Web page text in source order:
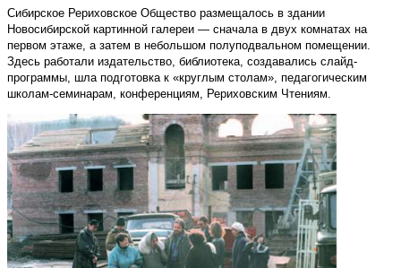
Сибирское Рериховское Общество размещалось в здании
Новосибирской картинной галереи — сначала в двух комнатах на
первом этаже, а затем в небольшом полуподвальном помещении.
Здесь работали издательство, библиотека, создавались слайд-
программы, шла подготовка к «круглым столам», педагогическим
школам-семинарам, конференциям, Рериховским Чтениям.